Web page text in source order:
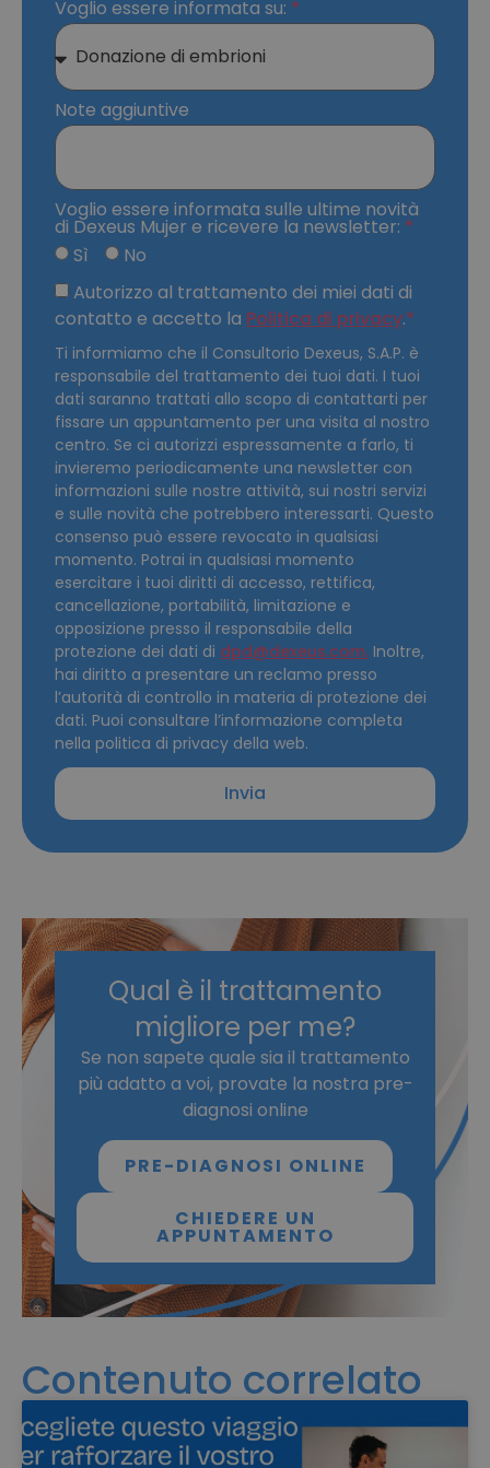
Voglio essere informata su:
Note aggiuntive
Voglio essere informata sulle ultime novità
di Dexeus Mujer e ricevere la newsletter:
Sì
No
Autorizzo al trattamento dei miei dati di
contatto e accetto la Politica di privacy.
Ti informiamo che il Consultorio Dexeus, S.A.P. è
responsabile del trattamento dei tuoi dati. I tuoi
dati saranno trattati allo scopo di contattarti per
fissare un appuntamento per una visita al nostro
centro. Se ci autorizzi espressamente a farlo, ti
invieremo periodicamente una newsletter con
informazioni sulle nostre attività, sui nostri servizi
e sulle novità che potrebbero interessarti. Questo
consenso può essere revocato in qualsiasi
momento. Potrai in qualsiasi momento
esercitare i tuoi diritti di accesso, rettifica,
cancellazione, portabilità, limitazione e
opposizione presso il responsabile della
protezione dei dati di dpd@dexeus.com. Inoltre,
hai diritto a presentare un reclamo presso
l’autorità di controllo in materia di protezione dei
dati. Puoi consultare l’informazione completa
nella politica di privacy della web.
Invia
Qual è il trattamento
migliore per me?
Se non sapete quale sia il trattamento
più adatto a voi, provate la nostra pre-
diagnosi online
PRE-DIAGNOSI ONLINE
CHIEDERE UN
APPUNTAMENTO
Contenuto correlato